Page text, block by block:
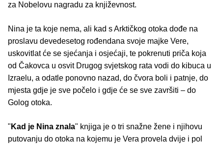
za Nobelovu nagradu za književnost.
Nina je ta koje nema, ali kad s Arktičkog otoka dođe na
proslavu devedesetog rođendana svoje majke Vere,
uskovitlat će se sjećanja i osjećaji, te pokrenuti priča koja
od Čakovca u osvit Drugog svjetskog rata vodi do kibuca u
Izraelu, a odatle ponovno nazad, do čvora boli i patnje, do
mjesta gdje je sve počelo i gdje će se sve završiti – do
Golog otoka.
" Kad je Nina znala" knjiga je o tri snažne žene i njihovu
putovanju do otoka na kojemu je Vera provela dvije i pol